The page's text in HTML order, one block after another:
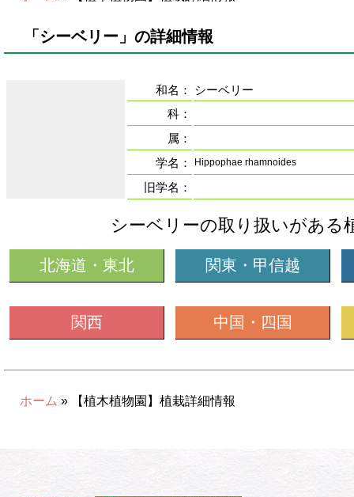
「シーベリー」の詳細情報
和名：
シーベリー
科：
属：
学名：
Hippophae rhamnoides
旧学名：
シーベリーの取り扱いがある
北海道・東北 関東・甲信越
関西 中国・四国
ホーム » 【植木植物園】植栽詳細情報